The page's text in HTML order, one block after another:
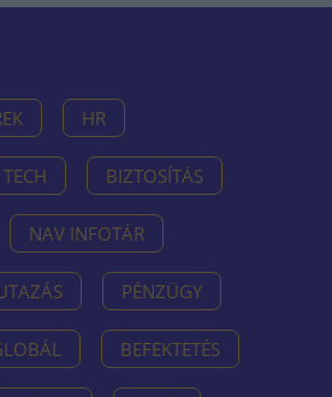
HR
TECH BIZTOSÍTÁS
NAV INFOTÁR
PÉNZÜGY
BEFEKTETÉS